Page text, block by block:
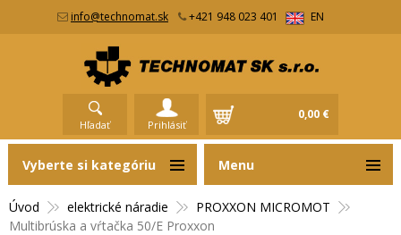
info@technomat.sk +421 948 023 401 EN
Hľadať Prihlásiť
0,00 €
Úvod elektrické náradie
PROXXON MICROMOT
Multibrúska a vŕtačka 50/E Proxxon
Vyberte si kategóriu Menu